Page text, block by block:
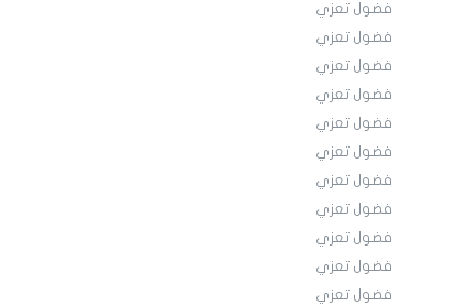
فضول تعزي
فضول تعزي
فضول تعزي
فضول تعزي
فضول تعزي
فضول تعزي
فضول تعزي
فضول تعزي
فضول تعزي
فضول تعزي
فضول تعزي